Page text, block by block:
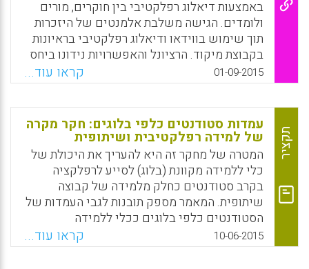
Yanjie, 2015).
WhatsApp
Facebook
Email
X
באמצעות דיאלוג רפלקטיבי בין חוקרים, מורים
ולומדים. הגישה משלבת אלמנטים של היזכרות
תוך שימוש בווידאו ודיאלוג רפלקטיבי בראיונות
בקבוצת מיקוד. הרציונל והאפשרויות נידונו ביחס
למטרות של דיון בקבלת ההחלטות הפדגוגית של
מורים ובהתנסות של לומדים במגוון פרקטיקות
פדגוגיות ובתגובתם לפרקטיקות אלה. המאמר בוחן
את האתגרים המתודולוגיים של תפיסת המציאות
היומיומית של שיטות הוראה בכיתות עבור מורים
ולומדים והאפשרויות של שימוש בדיאלוג לגבי
מפגשי הוראה שנצפו כדי להשיג תובנה נוספת
לגבי החשיבה והפעולה של האחד על השני
(Nind, Melanie; Kilburn, Daniel; Wiles, Rose,
2015).
WhatsApp
Facebook
Email
X
01-09-2015 קראו עוד...
תקציר
עמדות סטודנטים כלפי בלוגים: חקר מקרה
של למידה רפלקטיבית ושיתופית
המטרה של מחקר זה היא להעריך את היכולת של
כלי ללמידה מקוונת (בלוג) לסייע לרפלקציה
בקרב סטודנטים כחלק מלמידה של קבוצה
שיתופית. המאמר מספק תובנות לגבי העמדות של
הסטודנטים כלפי בלוגים ככלי ללמידה
רפלקטיבית ואינטראקטיבית. בנוסף, המחקר
מדגיש את ההבדלים בין העמדות של הסטודנטים
10-06-2015 קראו עוד...